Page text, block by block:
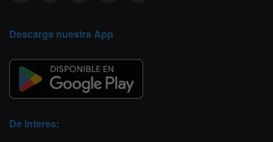
Descarga nuestra App
De Interes: